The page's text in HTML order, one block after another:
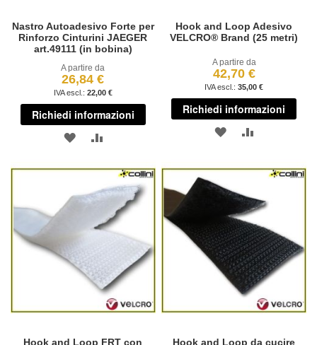
Nastro Autoadesivo Forte per
Rinforzo Cinturini JAEGER
art.49111 (in bobina)
A partire da
26,84 €
22,00 €
Richiedi informazioni
AGGIUNGI
LISTA
DESIDERI
AGGIUNGI
CONFRONTO
Hook and Loop Adesivo
VELCRO® Brand (25 metri)
A partire da
42,70 €
35,00 €
Richiedi informazioni
AGGIUNGI
DESIDERI
Hook and Loop FRT con Hook and Loop da cucire